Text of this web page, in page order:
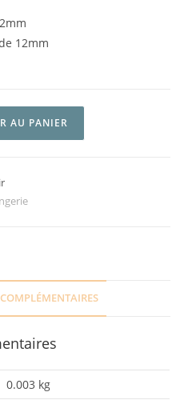
12mm
AU PANIER
0.003 kg